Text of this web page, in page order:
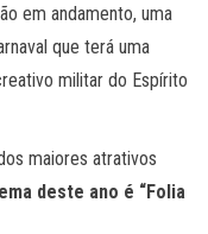
em andamento, uma
que terá uma
militar do Espírito
maiores atrativos
deste ano é “Folia